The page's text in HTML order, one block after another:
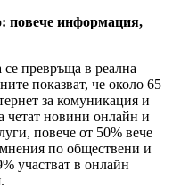
повече информация,
превръща в реална
показват, че около 65–
за комуникация и
четат новини онлайн и
повече от 50% вече
по обществени и
участват в онлайн